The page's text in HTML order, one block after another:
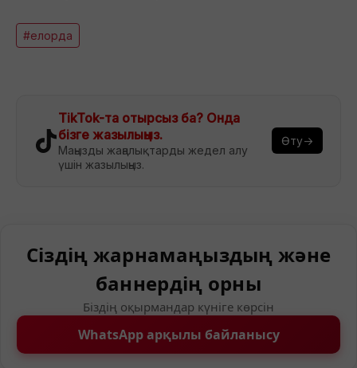
#елорда
TikTok-та отырсыз ба? Онда
бізге жазылыңыз.
Маңызды жаңалықтарды жедел алу
үшін жазылыңыз.
Өту→
Сіздің жарнамаңыздың және
баннердің орны
Біздің оқырмандар күніге көрсін
WhatsApp арқылы байланысу